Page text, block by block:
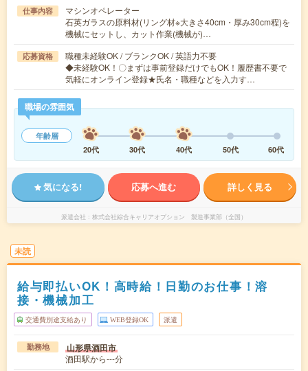
仕事内容
マシンオペレーター
石英ガラスの原料材(リング材※大きさ40cm・厚み30cm程)を
機械にセットし、カット作業(機械が)…
応募資格
職種未経験OK / ブランクOK / 英語力不要
◆未経験OK！〇まずは事前登録だけでもOK！履歴書不要で
気軽にオンライン登録★氏名・職種などを入力す…
職場の雰囲気
年齢層
20代
30代 40代 50代 60代
気になる! 応募へ進む 詳しく見る
派遣会社 株式会社綜合キャリアオプション 製造事業部（全国）
未読
給与即払いOK！高時給！日勤のお仕事！溶
接・機械加工
交通費別途支給あり WEB登録OK 派遣
勤務地 山形県酒田市
酒田駅から---分